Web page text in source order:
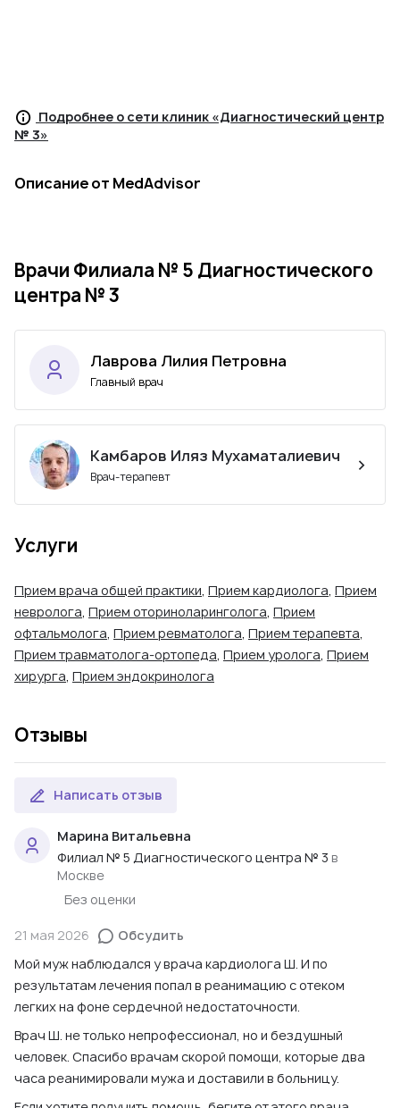
Подробнее о сети клиник «Диагностический центр
№ 3»
Описание от MedAdvisor
Врачи Филиала № 5 Диагностического
центра № 3
Лаврова Лилия Петровна
Главный врач
Камбаров Иляз Мухаматалиевич
Врач-терапевт
Услуги
Прием врача общей практики, Прием кардиолога, Прием
невролога, Прием оториноларинголога, Прием
офтальмолога, Прием ревматолога, Прием терапевта,
Прием травматолога-ортопеда, Прием уролога, Прием
хирурга, Прием эндокринолога
Отзывы
Написать отзыв
Марина Витальевна
Филиал № 5 Диагностического центра № 3 в
Москве
Без оценки
21 мая 2026
Обсудить
Мой муж наблюдался у врача кардиолога Ш. И по
результатам лечения попал в реанимацию с отеком
легких на фоне сердечной недостаточности.
Врач Ш. не только непрофессионал, но и бездушный
человек. Спасибо врачам скорой помощи, которые два
часа реанимировали мужа и доставили в больницу.